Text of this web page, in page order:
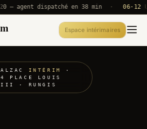
— agent dispatché en 38 min · 06·12 UTC
Espace intérimaires
INTÉRIM
·
PLACE LOUIS
· RUNGIS